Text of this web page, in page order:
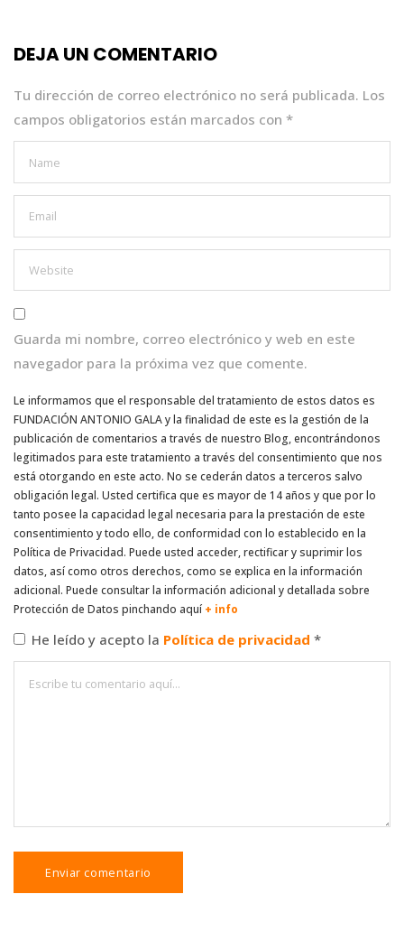
o
k
p
DEJA UN COMENTARIO
Tu dirección de correo electrónico no será publicada. Los
campos obligatorios están marcados con *
Guarda mi nombre, correo electrónico y web en este
navegador para la próxima vez que comente.
Le informamos que el responsable del tratamiento de estos datos es
FUNDACIÓN ANTONIO GALA y la finalidad de este es la gestión de la
publicación de comentarios a través de nuestro Blog, encontrándonos
legitimados para este tratamiento a través del consentimiento que nos
está otorgando en este acto. No se cederán datos a terceros salvo
obligación legal. Usted certifica que es mayor de 14 años y que por lo
tanto posee la capacidad legal necesaria para la prestación de este
consentimiento y todo ello, de conformidad con lo establecido en la
Política de Privacidad. Puede usted acceder, rectificar y suprimir los
datos, así como otros derechos, como se explica en la información
adicional. Puede consultar la información adicional y detallada sobre
Protección de Datos pinchando aquí + info
He leído y acepto la Política de privacidad *